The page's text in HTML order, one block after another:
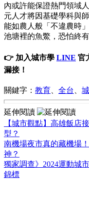
內或許能保證熱門領域
元人才將因基礎學科與
能如農人般「不違農時
池塘裡的魚鱉，恐怕終
👉 加入城市學 LINE 官
漏接！
關鍵字： 教育 全台
延伸閱讀
【城市觀點】高雄飯店
型？
南機場夜市真的藏機場
神？
獨家調查》2024運動城
錦標